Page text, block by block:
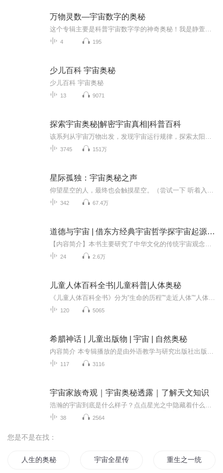
万物灵数—宇宙数字的奥秘
4 195
少儿百科 宇宙奥秘
少儿百科 宇宙奥秘
13 9071
探索宇宙奥秘|解密宇宙真相|科普百科
3745 151万
星际孤独：宇宙奥秘之声
342 67.4万
道德与宇宙 | 借东方经典宇宙哲学探宇宙起源奥秘
24 2.6万
儿童人体百科全书|儿童科普|人体奥秘
120 5065
希腊神话 | 儿童出版物 | 宇宙 | 自然奥秘
117 3116
宇宙家族奇观｜宇宙奥秘透露｜了解天文知识
38 2564
您是不是在找：
人生的奥秘 宇宙全星传 重生之一统宇宙